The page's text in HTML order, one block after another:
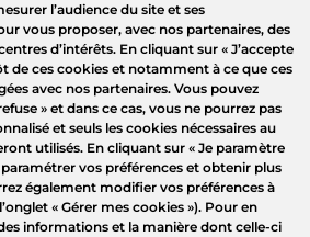
l’audience du site et ses
vous proposer, avec nos partenaires, des
d’intérêts. En cliquant sur « J’accepte
de ces cookies et notamment à ce que ces
avec nos partenaires. Vous pouvez
» et dans ce cas, vous ne pourrez pas
et seuls les cookies nécessaires au
utilisés. En cliquant sur « Je paramètre
vos préférences et obtenir plus
également modifier vos préférences à
« Gérer mes cookies »). Pour en
informations et la manière dont celle-ci